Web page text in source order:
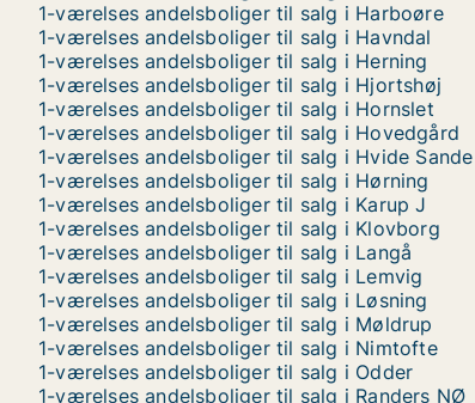
1-værelses andelsboliger til salg i Harboøre
1-værelses andelsboliger til salg i Havndal
1-værelses andelsboliger til salg i Herning
1-værelses andelsboliger til salg i Hjortshøj
1-værelses andelsboliger til salg i Hornslet
1-værelses andelsboliger til salg i Hovedgård
1-værelses andelsboliger til salg i Hvide Sande
1-værelses andelsboliger til salg i Hørning
1-værelses andelsboliger til salg i Karup J
1-værelses andelsboliger til salg i Klovborg
1-værelses andelsboliger til salg i Langå
1-værelses andelsboliger til salg i Lemvig
1-værelses andelsboliger til salg i Løsning
1-værelses andelsboliger til salg i Møldrup
1-værelses andelsboliger til salg i Nimtofte
1-værelses andelsboliger til salg i Odder
1-værelses andelsboliger til salg i Randers NØ